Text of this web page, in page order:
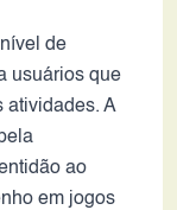
de
usuários que
atividades. A
ao
em jogos